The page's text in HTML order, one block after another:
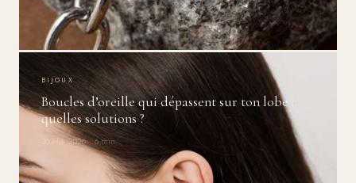
BIJOUX
Boucles d’oreille qui dépassent sur ton lobe :
quelles solutions ?
30 Mai 2026 · 6 min